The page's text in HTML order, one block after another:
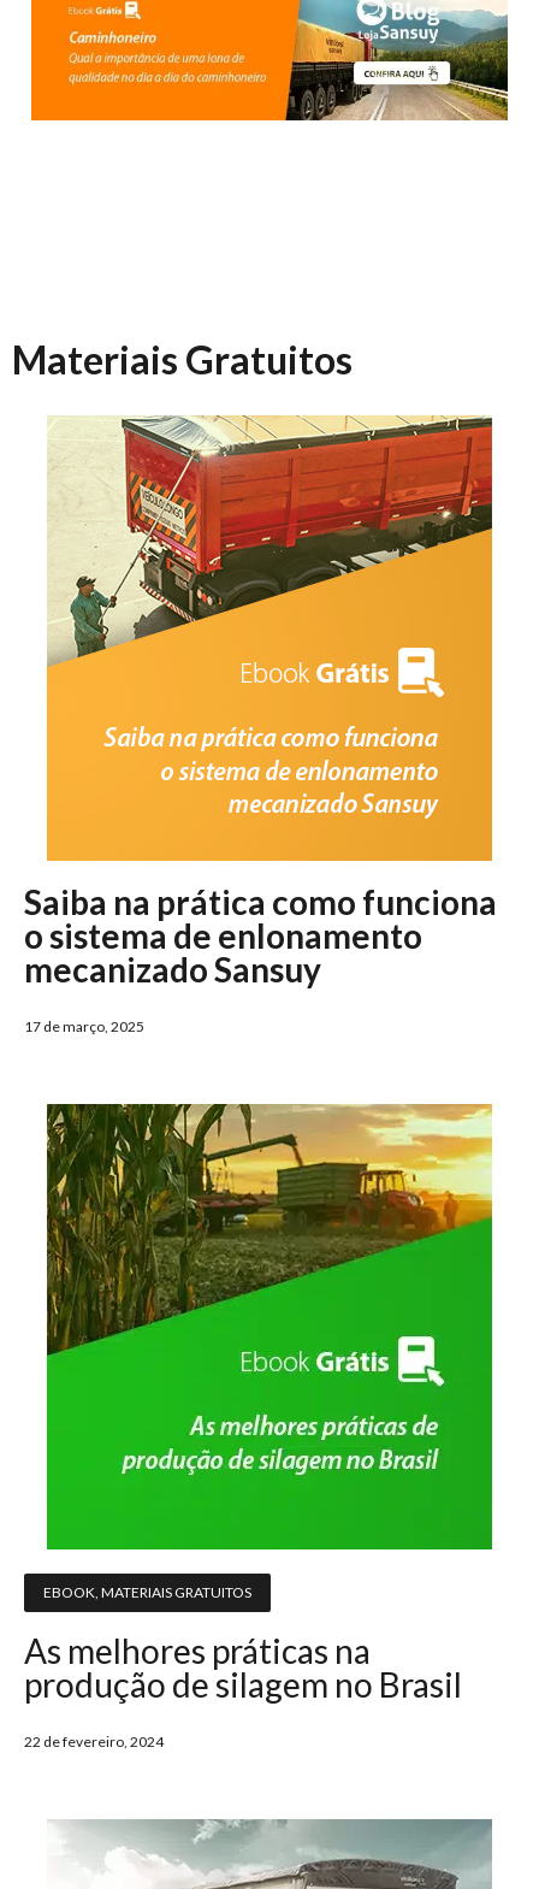
Materiais Gratuitos
Saiba na prática como funciona
o sistema de enlonamento
mecanizado Sansuy
17 de março, 2025
EBOOK MATERIAIS GRATUITOS
As melhores práticas na
produção de silagem no Brasil
22 de fevereiro, 2024